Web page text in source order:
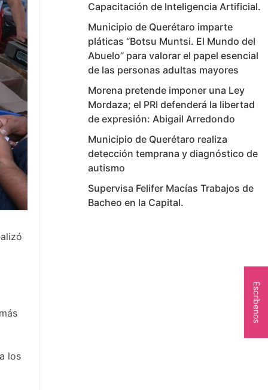
los
Capacitación de Inteligencia Artificial.
Municipio de Querétaro imparte
pláticas “Botsu Muntsi. El Mundo del
Abuelo” para valorar el papel esencial
de las personas adultas mayores
Morena pretende imponer una Ley
Mordaza; el PRI defenderá la libertad
de expresión: Abigail Arredondo
Municipio de Querétaro realiza
detección temprana y diagnóstico de
autismo
Supervisa Felifer Macías Trabajos de
Bacheo en la Capital.
Escríbenos